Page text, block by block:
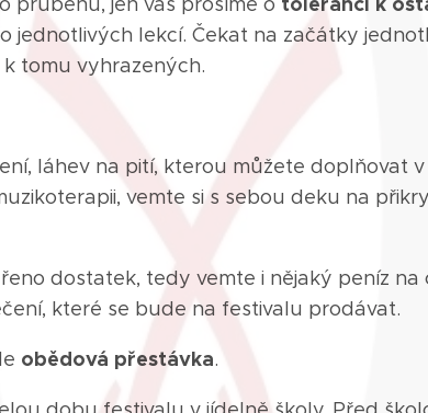
jednotlivých lekcí. Čekat na začátky
tomu vyhrazených.
láhev na pití, kterou můžete doplňovat
vemte si s sebou deku na
dostatek, tedy vemte i nějaký peníz
které se bude na festivalu prodávat.
obědová přestávka.